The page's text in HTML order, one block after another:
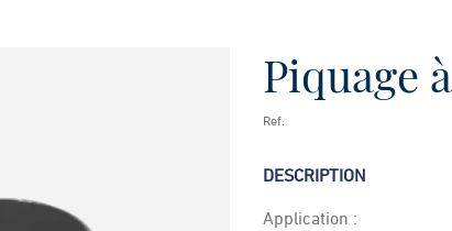
Piquage
Ref.
DESCRIPTION
Application :